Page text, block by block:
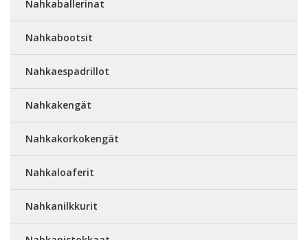
Nahkaballerinat
Nahkabootsit
Nahkaespadrillot
Nahkakengät
Nahkakorkokengät
Nahkaloaferit
Nahkanilkkurit